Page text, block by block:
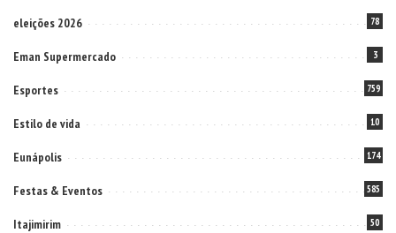
eleições 2026 78
Eman Supermercado 3
Esportes 759
Estilo de vida 10
Eunápolis 174
Festas & Eventos 585
Itajimirim 50